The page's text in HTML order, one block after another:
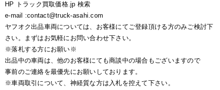
HP トラック買取価格.jp 検索
e-mail :contact@truck-asahi.com
ヤフオク出品車両については、お客様にてご登録頂ける方のみご検討下
さい。まずはお気軽にお問い合わせ下さい。
※落札する方にお願い※
出品中の車両は、他のお客様にても商談中の場合もございますので
事前のご連絡を最優先にお願いしております。
※車両取引について、神経質な方は入札を控えて下さい。